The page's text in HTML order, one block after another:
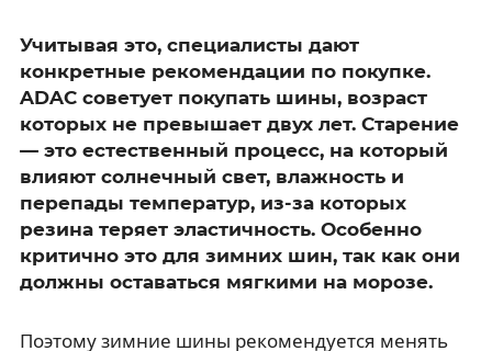
Учитывая это, специалисты дают
конкретные рекомендации по покупке.
ADAC советует покупать шины, возраст
которых не превышает двух лет. Старение
— это естественный процесс, на который
влияют солнечный свет, влажность и
перепады температур, из-за которых
резина теряет эластичность. Особенно
критично это для зимних шин, так как они
должны оставаться мягкими на морозе.
Поэтому зимние шины рекомендуется менять